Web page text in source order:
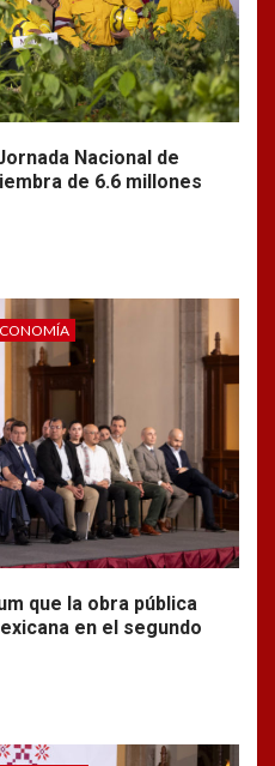
Nacional de
de 6.6 millones
que la obra pública
en el segundo